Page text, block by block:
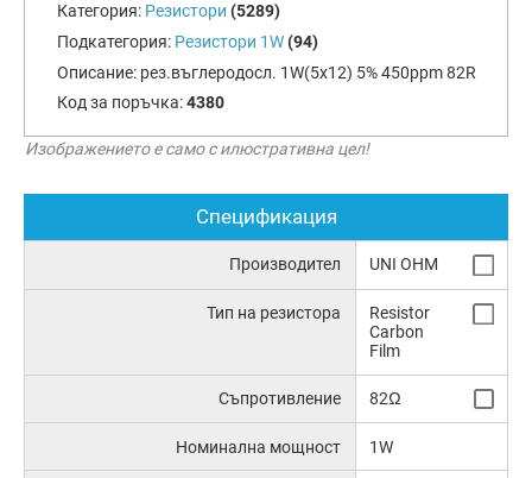
Категория: Резистори (5289)
Подкатегория: Резистори 1W (94)
Описание: рез.въглеродосл. 1W(5x12) 5% 450ppm 82R
Код за поръчка:4380
Изображението е само с илюстративна цел!
Спецификация
Производител UNI OHM
Тип на резистора
Resistor
Carbon
Film
Съпротивление 82Ω
Номинална мощност 1W